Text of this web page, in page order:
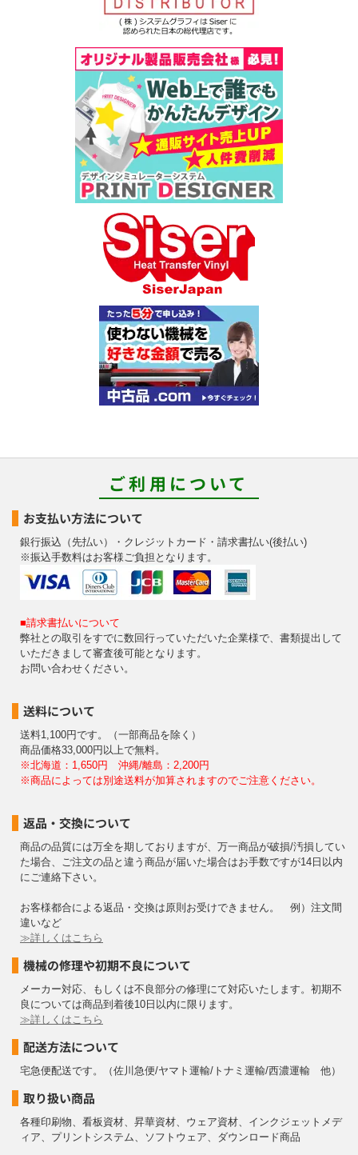
ご利用について
お支払い方法について
銀行振込（先払い）・クレジットカード・請求書払い(後払い)
※振込手数料はお客様ご負担となります。
■請求書払いについて
弊社との取引をすでに数回行っていただいた企業様で、書類提出して
いただきまして審査後可能となります。
お問い合わせください。
送料について
送料1,100円です。（一部商品を除く）
商品価格33,000円以上で無料。
※北海道：1,650円 沖縄/離島：2,200円
※商品によっては別途送料が加算されますのでご注意ください。
返品・交換について
商品の品質には万全を期しておりますが、万一商品が破損/汚損してい
た場合、ご注文の品と違う商品が届いた場合はお手数ですが14日以内
にご連絡下さい。
お客様都合による返品・交換は原則お受けできません。 例）注文間
違いなど
≫詳しくはこちら
機械の修理や初期不良について
メーカー対応、もしくは不良部分の修理にて対応いたします。初期不
良については商品到着後10日以内に限ります。
≫詳しくはこちら
配送方法について
宅急便配送です。（佐川急便/ヤマト運輸/トナミ運輸/西濃運輸 他）
取り扱い商品
各種印刷物、看板資材、昇華資材、ウェア資材、インクジェットメデ
ィア、プリントシステム、ソフトウェア、ダウンロード商品